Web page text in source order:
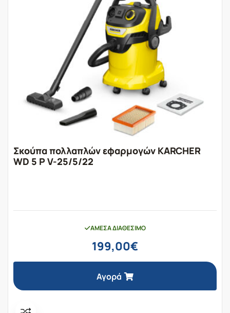
Σκούπα πολλαπλών εφαρμογών KARCHER
WD 5 P V-25/5/22
ΆΜΕΣΑ ΔΙΑΘΈΣΙΜΟ
199,00€
Αγορά